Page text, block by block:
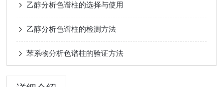
乙醇分析色谱柱的选择与使用
乙醇分析色谱柱的检测方法
苯系物分析色谱柱的验证方法